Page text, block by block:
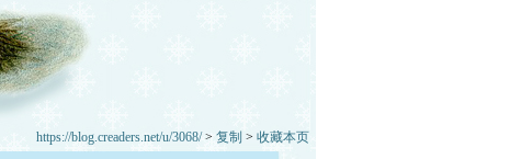
https://blog.creaders.net/u/3068/> 复制 > 收藏本页